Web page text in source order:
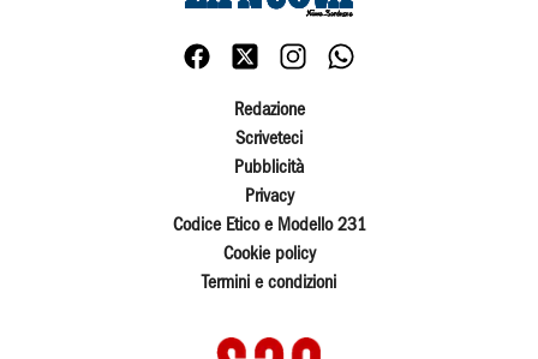
Redazione
Scriveteci
Pubblicità
Privacy
Codice Etico e Modello 231
Cookie policy
Termini e condizioni